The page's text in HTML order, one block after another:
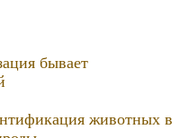
бывает
животных в